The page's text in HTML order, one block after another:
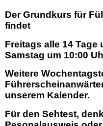
Der Grundkurs für
findet
Freitags alle 14 Tage
Samstag um 10:00
Weitere
unserem Kalender.
Für den Sehtest,